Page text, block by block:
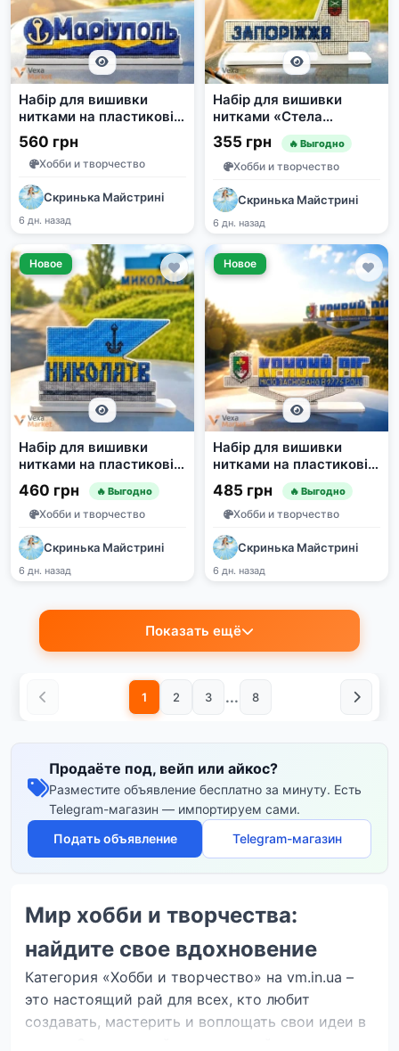
Набір для вишивки
нитками на пластиковій
основі «Стела
Маріуполь» від Чарівної
Країни
560 грн
Хобби и творчество
Скринька Майстрині
6 дн. назад
Набір для вишивки
нитками «Стела
Запоріжжя» від
Чарівної Країни
355 грн 🔥 Выгодно
Хобби и творчество
Скринька Майстрині
6 дн. назад
Новое
Набір для вишивки
нитками на пластиковій
основі «Стела
Миколаїв» від Чарівної
Країни
460 грн 🔥 Выгодно
Хобби и творчество
Скринька Майстрині
6 дн. назад
Новое
Набір для вишивки
нитками на пластиковій
основі «Стела Кривий
Ріг» від Чарівної Країни
485 грн 🔥 Выгодно
Хобби и творчество
Скринька Майстрині
6 дн. назад
Показать ещё
1 2 3 ... 8
Продаёте под, вейп или айкос?
Разместите объявление бесплатно за минуту. Есть
Telegram-магазин — импортируем сами.
Подать объявление
Telegram-магазин
Мир хобби и творчества:
найдите свое вдохновение
Категория «Хобби и творчество» на vm.in.ua –
это настоящий рай для всех, кто любит
создавать, мастерить и воплощать свои идеи в